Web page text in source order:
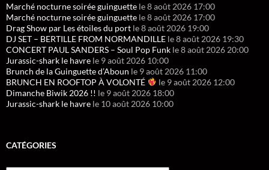
Marché nocturne soirée guinguette le 8 août 2026 17:00
Marché nocturne soirée guinguette le 8 août 2026 17:00
Drag Show par Les étoiles du port le 8 août 2026 19:00
DJ SET – BERTILLE FROM NORMANDILLE le 8 août 2026 19:30
CONCERT PAUL SANDERS – Soul Pop Funk le 8 août 2026 20:00
Jurassic-shark le havre le 9 août 2026 10:00
Brunch de la Guinguette d’Aboun le 9 août 2026 11:00
BRUNCH EN ROOFTOP À VOLONTÉ
le 9 août 2026 12:00
Dimanche Biwik 2026 !! le 9 août 2026 18:00
Jurassic-shark le havre le 10 août 2026 10:00
CATÉGORIES